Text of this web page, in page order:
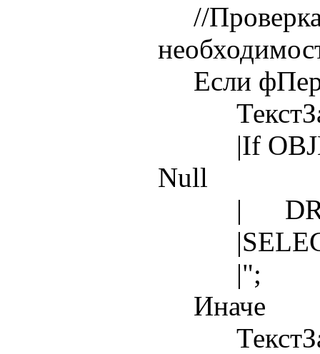
//Проверка
Если
|If
Null
| DROP
|";
Иначе